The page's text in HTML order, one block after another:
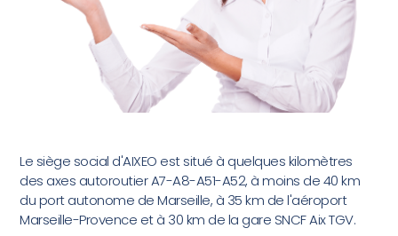
Le siège social d'AIXEO est situé à quelques kilomètres
des axes autoroutier A7-A8-A51-A52, à moins de 40 km
du port autonome de Marseille, à 35 km de l'aéroport
Marseille-Provence et à 30 km de la gare SNCF Aix TGV.